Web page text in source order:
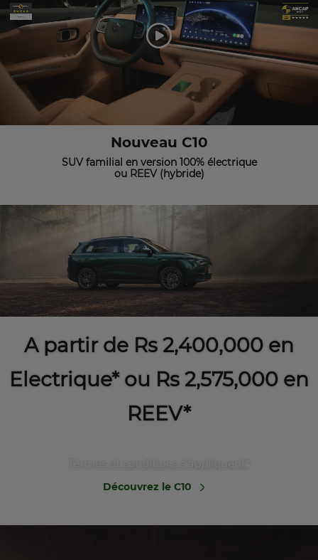
Nouveau C10
SUV familial en version 100% électrique
ou REEV (hybride)
A partir de Rs 2,400,000 en
Electrique* ou Rs 2,575,000 en
REEV*
Découvrez le C10